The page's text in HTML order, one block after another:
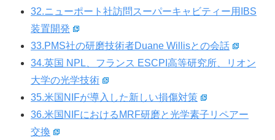
32.ニューポート社訪問スーパーキャビティー用IBS
装置開発
33.PMS社の研磨技術者Duane Willisとの会話
34.英国 NPL、フランス ESCPI高等研究所、リオン
大学の光学技術
35.米国NIFが導入した新しい損傷対策
36.米国NIFにおけるMRF研磨と光学素子リペアー
交換